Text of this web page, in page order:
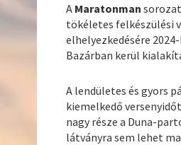
A Maratonman
tökéletes felkészülési
elhelyezkedésére
Bazárban kerül
A lendületes és gyors
kiemelkedő
nagy része a Duna-
látványra sem lehet